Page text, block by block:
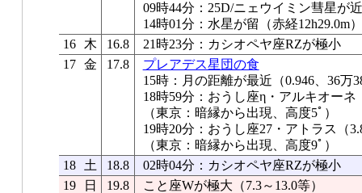
09時44分：25D/ニェウイミン彗星が
14時01分：水星が留（赤経12h29.0m）
16
木 16.8
21時23分：カシオペヤ座RZが極小
17 金 17.8
プレアデス星団の食
15時：月の距離が最近（0.946、36万
18時59分：おうし座η・アルキオー
（東京：暗縁から出現、高度5ﾟ）
19時20分：おうし座27・アトラス（
（東京：暗縁から出現、高度9ﾟ）
18
土 18.8
02時04分：カシオペヤ座RZが極小
19
日 19.8
こと座Wが極大（7.3～13.0等）